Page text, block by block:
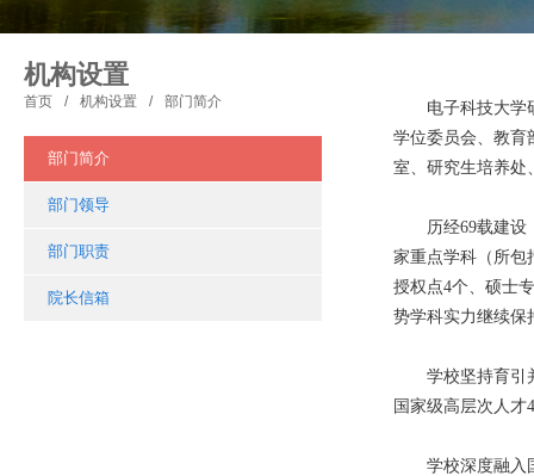
机构设置
首页 / 机构设置 / 部门简介
部门简介
部门领导
部门职责
院长信箱
电子科技大学研
学位委员会、教育
室、研究生培养处
历经69载建设，
家重点学科（所包
授权点4个、硕士
势学科实力继续
学校坚持育引并
国家级高层次人才
学校深度融入国